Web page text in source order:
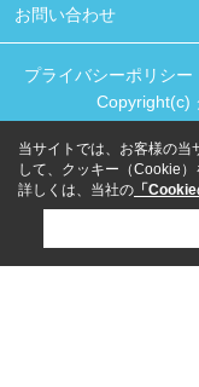
お問い合わせ
プライバシーポリシー
Copyright(c)
当サイトでは、お客様の当
して、クッキー（Cookie）
詳しくは、当社の 「